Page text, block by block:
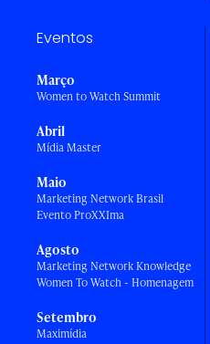
Eventos
Março
Women to Watch Summit
Abril
Mídia Master
Maio
Marketing Network Brasil
Evento ProXXIma
Agosto
Marketing Network Knowledge
Women To Watch - Homenagem
Setembro
Maximídia